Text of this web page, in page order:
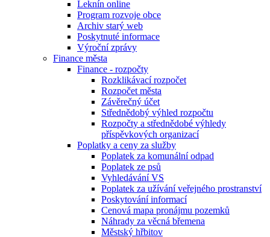
Leknín online
Program rozvoje obce
Archiv starý web
Poskytnuté informace
Výroční zprávy
Finance města
Finance - rozpočty
Rozklikávací rozpočet
Rozpočet města
Závěrečný účet
Střednědobý výhled rozpočtu
Rozpočty a střednědobé výhledy
příspěvkových organizací
Poplatky a ceny za služby
Poplatek za komunální odpad
Poplatek ze psů
Vyhledávání VS
Poplatek za užívání veřejného prostranství
Poskytování informací
Cenová mapa pronájmu pozemků
Náhrady za věcná břemena
Městský hřbitov